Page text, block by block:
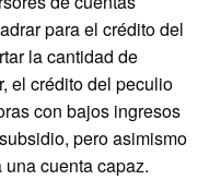
para el crédito del
la cantidad de
el crédito del peculio
con bajos ingresos
pero asimismo
cuenta capaz.